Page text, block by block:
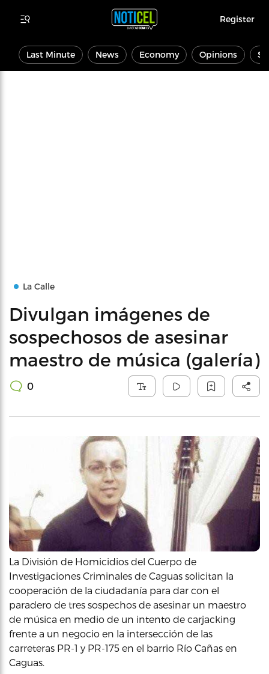
Register
Last Minute News Economy Opinions
La Calle
Divulgan imágenes de
sospechosos de asesinar
maestro de música (galería)
0
La División de Homicidios del Cuerpo de
Investigaciones Criminales de Caguas solicitan la
cooperación de la ciudadanía para dar con el
paradero de tres sospechos de asesinar un maestro
de música en medio de un intento de carjacking
frente a un negocio en la intersección de las
carreteras PR-1 y PR-175 en el barrio Río Cañas en
Caguas.